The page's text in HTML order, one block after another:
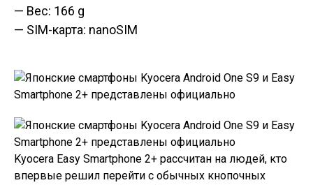
— Вес: 166 g
— SIM-карта: nanoSIM
Kyocera Easy Smartphone 2+ рассчитан на людей, кто
впервые решил перейти с обычных кнопочных